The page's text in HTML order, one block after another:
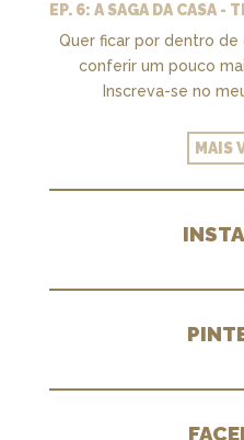
Quer ficar por dentro de
conferir um pouco
Inscreva-se no
MAIS